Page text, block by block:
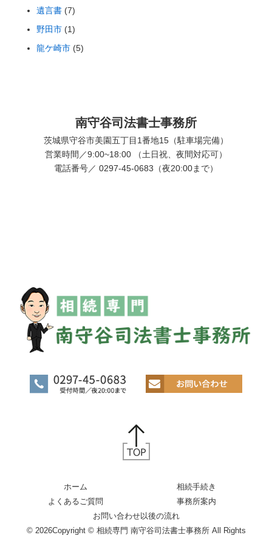
遺言書 (7)
野田市 (1)
龍ケ崎市 (5)
南守谷司法書士事務所
茨城県守谷市美園五丁目1番地15（駐車場完備）
営業時間／9:00~18:00 （土日祝、夜間対応可）
電話番号／ 0297-45-0683（夜20:00まで）
ホーム
相続手続き
よくあるご質問
事務所案内
お問い合わせ以後の流れ
© 2026Copyright © 相続専門 南守谷司法書士事務所 All Rights